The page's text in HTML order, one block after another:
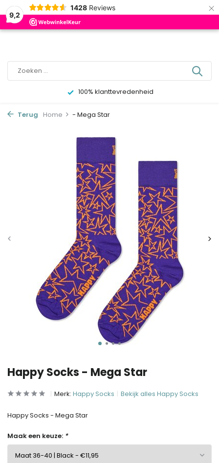
9,2
1428 Reviews ×
0
100% klanttevredenheid
Terug Home - Mega Star
Happy Socks - Mega Star
Merk: Happy Socks Bekijk alles Happy Socks
Happy Socks - Mega Star
Maak een keuze: *